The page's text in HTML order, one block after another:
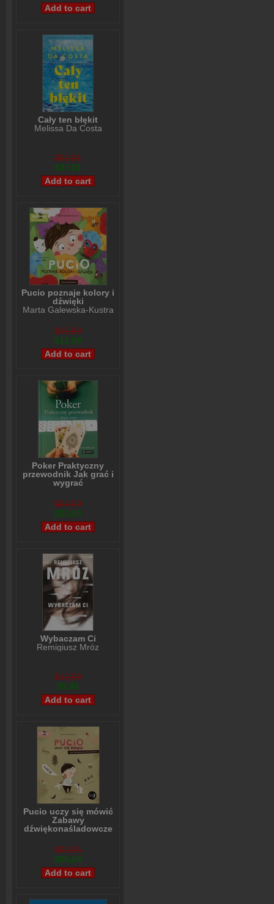
Cały ten błękit
Melissa Da Costa
$32,81
$27,01
Pucio poznaje kolory i
dźwięki
Marta Galewska-Kustra
$15,99
$12,99
Poker Praktyczny
przewodnik Jak grać i
wygrać
$24,00
$22,00
Wybaczam Ci
Remigiusz Mróz
$12,99
$9,99
Pucio uczy się mówić
Zabawy
dźwiękonaśladowcze
Marta Galewska-Kustra
$32,95
$26,00